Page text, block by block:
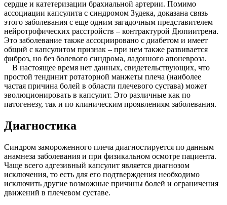
сердце и катетеризации брахиальной артерии. Помимо
ассоциации капсулита с синдромом Зудека, доказана связь
этого заболевания с еще одним загадочным представителем
нейротрофических расстройств – контрактурой Дюпиитрена.
Это заболевание также ассоциировано с диабетом и имеет
общий с капсулитом признак – при нем также развивается
фиброз, но без болевого синдрома, ладонного апоневроза.
В настоящее время нет данных, свидетельствующих, что
простой тендинит ротаторной манжеты плеча (наиболее
частая причина болей в области плечевого сустава) может
эволюционировать в капсулит. Это различные как по
патогенезу, так и по клиническим проявлениям заболевания.
Диагностика
Синдром замороженного плеча диагностируется по данным
анамнеза заболевания и при физикальном осмотре пациента.
Чаще всего адгезивный капсулит является диагнозом
исключения, то есть для его подтверждения необходимо
исключить другие возможные причины болей и ограничения
движений в плечевом суставе.